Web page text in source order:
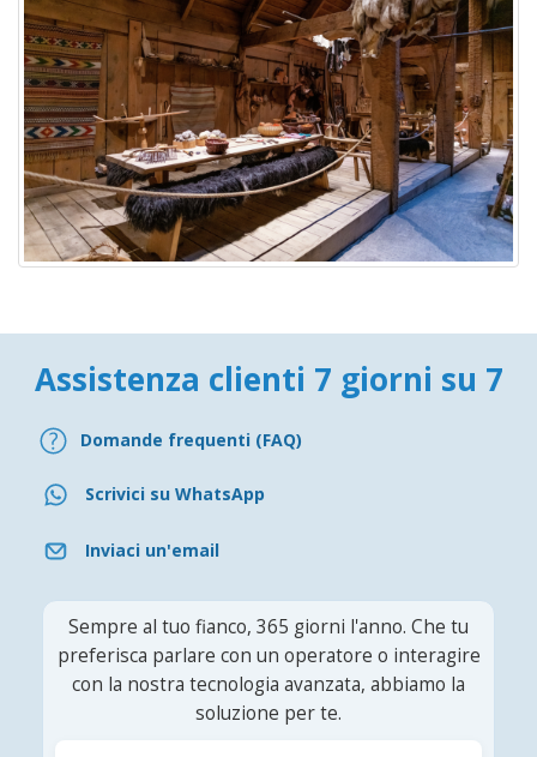
Assistenza clienti 7 giorni su 7
Domande frequenti (FAQ)
Scrivici su WhatsApp
Inviaci un'email
Sempre al tuo fianco, 365 giorni l'anno. Che tu
preferisca parlare con un operatore o interagire
con la nostra tecnologia avanzata, abbiamo la
soluzione per te.